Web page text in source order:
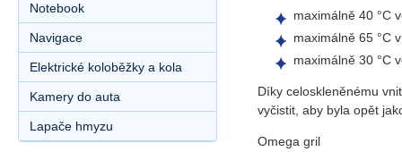
maximálně 40 °C
maximálně 65 °C
maximálně 30 °C
Díky celoskleněnému
vyčistit, aby byla opět
Omega gril
Notebook
Navigace
Elektrické koloběžky a kola
Kamery do auta
Lapače hmyzu